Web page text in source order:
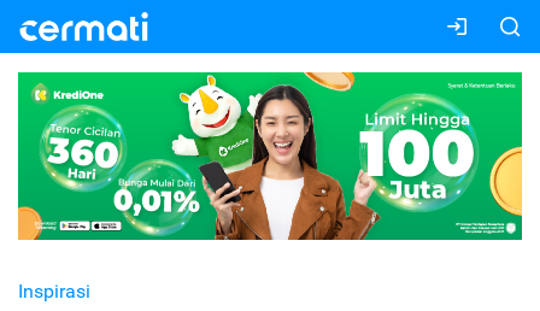
Inspirasi